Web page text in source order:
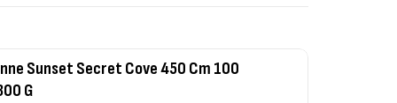
Sunset Secret Cove 450 Cm 100
G